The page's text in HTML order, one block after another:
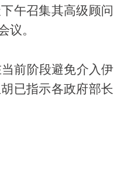
午召集其高级顾问
。
前阶段避免介入伊
已指示各政府部长